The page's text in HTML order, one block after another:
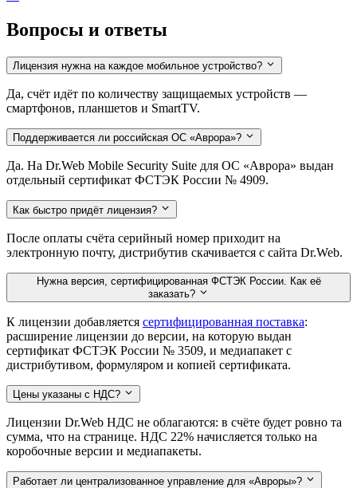
Вопросы и ответы
Лицензия нужна на каждое мобильное устройство?
Да, счёт идёт по количеству защищаемых устройств —
смартфонов, планшетов и SmartTV.
Поддерживается ли российская ОС «Аврора»?
Да. На Dr.Web Mobile Security Suite для ОС «Аврора» выдан
отдельный сертификат ФСТЭК России № 4909.
Как быстро придёт лицензия?
После оплаты счёта серийный номер приходит на
электронную почту, дистрибутив скачивается с сайта Dr.Web.
Нужна версия, сертифицированная ФСТЭК России. Как её
заказать?
К лицензии добавляется сертифицированная поставка:
расширение лицензии до версии, на которую выдан
сертификат ФСТЭК России № 3509, и медиапакет с
дистрибутивом, формуляром и копией сертификата.
Цены указаны с НДС?
Лицензии Dr.Web НДС не облагаются: в счёте будет ровно та
сумма, что на странице. НДС 22% начисляется только на
коробочные версии и медиапакеты.
Работает ли централизованное управление для «Авроры»?